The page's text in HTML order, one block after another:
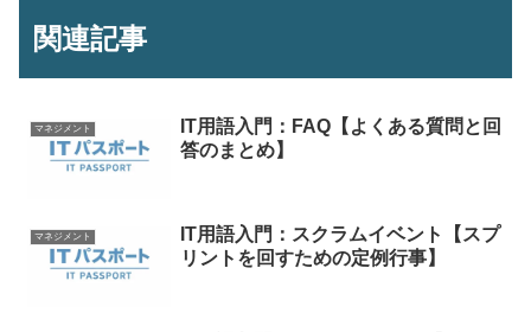
関連記事
マネジメント
IT用語入門：FAQ【よくある質問と回
答のまとめ】
マネジメント
IT用語入門：スクラムイベント【スプ
リントを回すための定例行事】